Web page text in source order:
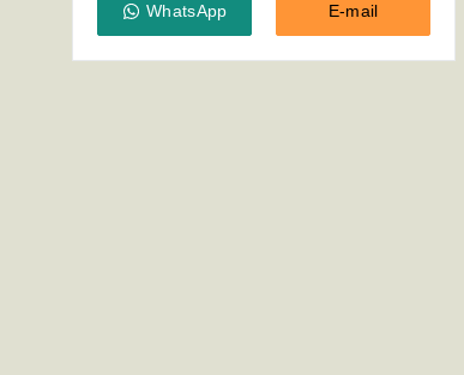
WhatsApp E-mail